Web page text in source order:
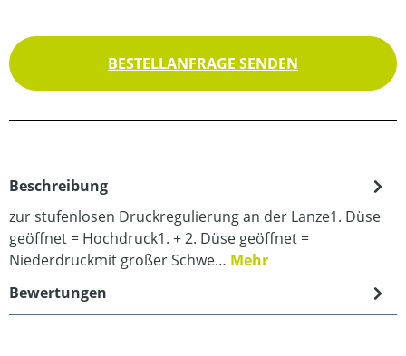
BESTELLANFRAGE SENDEN
Beschreibung
zur stufenlosen Druckregulierung an der Lanze1. Düse
geöffnet = Hochdruck1. + 2. Düse geöffnet =
Niederdruckmit großer Schwe… Mehr
Bewertungen